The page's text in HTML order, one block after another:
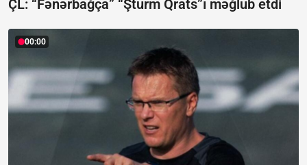
ÇL: “Fənərbağça” “Şturm Qrats”ı məğlub etdi
00:00